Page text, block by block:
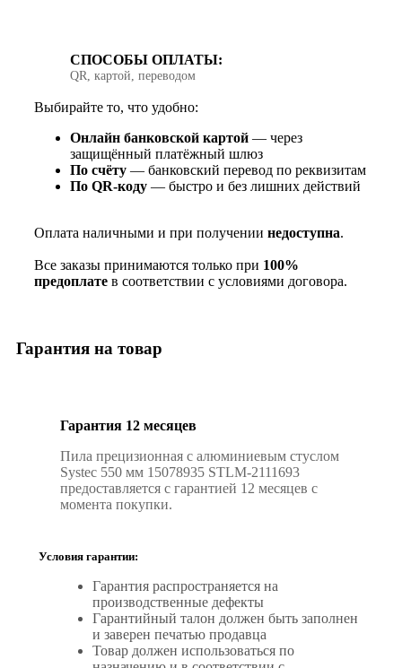
СПОСОБЫ ОПЛАТЫ:
QR, картой, переводом
Выбирайте то, что удобно:
Онлайн банковской картой — через
защищённый платёжный шлюз
По счёту — банковский перевод по реквизитам
По QR‑коду — быстро и без лишних действий
Оплата наличными и при получении недоступна.
Все заказы принимаются только при 100%
предоплате в соответствии с условиями договора.
Гарантия на товар
Гарантия 12 месяцев
Пила прецизионная с алюминиевым стуслом
Systec 550 мм 15078935 STLM-2111693
предоставляется с гарантией 12 месяцев с
момента покупки.
Условия гарантии:
Гарантия распространяется на
производственные дефекты
Гарантийный талон должен быть заполнен
и заверен печатью продавца
Товар должен использоваться по